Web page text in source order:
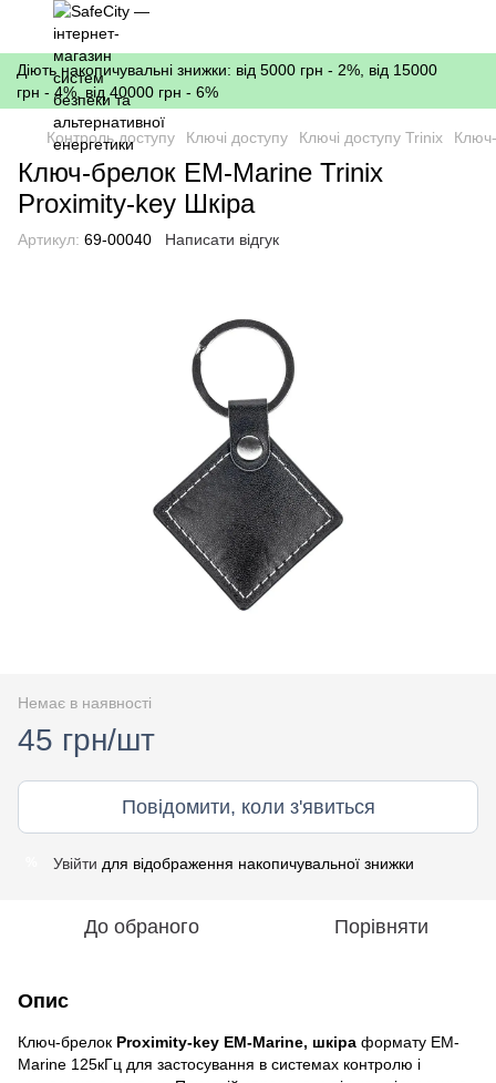
Діють накопичувальні знижки: від 5000 грн - 2%, від 15000
грн - 4%, від 40000 грн - 6%
Контроль доступу Ключі доступу Ключі доступу Trinix
Ключ-брелок EM-Marine Trinix
Proximity-key Шкіра
Артикул: 69-00040 Написати відгук
Немає в наявності
45 грн/шт
Повідомити, коли з'явиться
Увійти для відображення накопичувальної знижки
До обраного Порівняти
Опис
Ключ-брелок Proximity-key EM-Marine, шкіра формату EM-
Marine 125кГц для застосування в системах контролю і